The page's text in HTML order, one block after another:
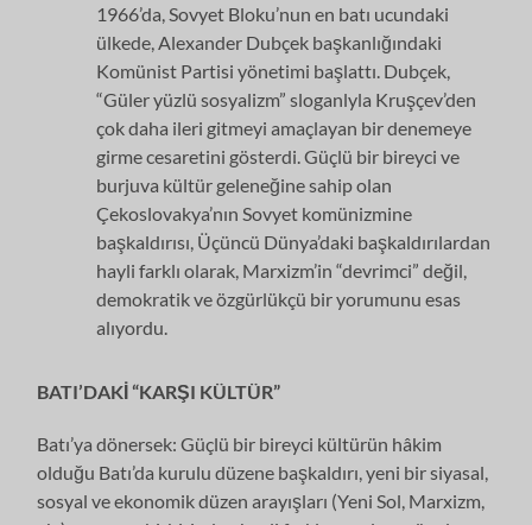
1966’da, Sovyet Bloku’nun en batı ucundaki
ülkede, Alexander Dubçek başkanlığındaki
Komünist Partisi yönetimi başlattı. Dubçek,
“Güler yüzlü sosyalizm” sloganlyla Kruşçev’den
çok daha ileri gitmeyi amaç­layan bir denemeye
girme cesaretini gösterdi. Güçlü bir bireyci ve
burjuva kül­tür geleneğine sahip olan
Çekoslovakya’nın Sovyet komünizmine
başkaldırısı, Üçüncü Dünya’daki başkaldırılardan
hayli farklı olarak, Marxizm’in “devrimci” değil,
demokratik ve özgürlükçü bir yorumunu esas
alıyordu.
BATI’DAKİ “KARŞI KÜLTÜR”
Batı’ya dönersek: Güçlü bir bireyci kültürün hâkim
olduğu Batı’da kurulu düzene başkaldırı, yeni bir siyasal,
sosyal ve ekonomik düzen arayışları (Yeni Sol, Marxizm,